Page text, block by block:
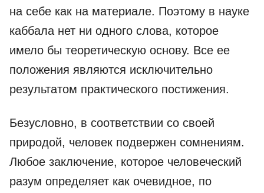
на себе как на материале. Поэтому в науке
каббала нет ни одного слова, которое
имело бы теоретическую основу. Все ее
положения являются исключительно
результатом практического постижения.
Безусловно, в соответствии со своей
природой, человек подвержен сомнениям.
Любое заключение, которое человеческий
разум определяет как очевидное, по